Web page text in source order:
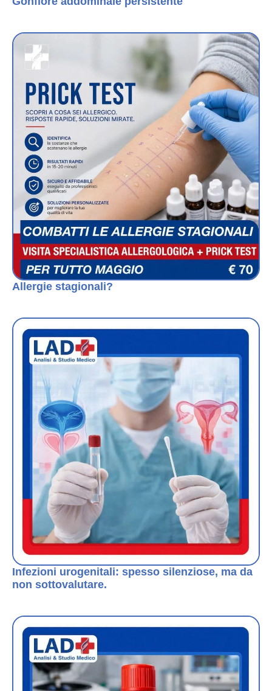
Allergie stagionali?
Infezioni urogenitali: spesso silenziose, ma da
non sottovalutare.